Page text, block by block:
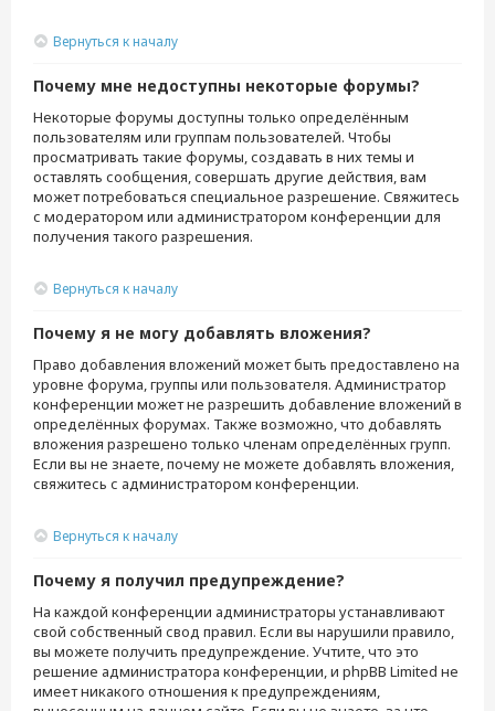
Вернуться к началу
Почему мне недоступны некоторые форумы?
Некоторые форумы доступны только определённым
пользователям или группам пользователей. Чтобы
просматривать такие форумы, создавать в них темы и
оставлять сообщения, совершать другие действия, вам
может потребоваться специальное разрешение. Свяжитесь
с модератором или администратором конференции для
получения такого разрешения.
Вернуться к началу
Почему я не могу добавлять вложения?
Право добавления вложений может быть предоставлено на
уровне форума, группы или пользователя. Администратор
конференции может не разрешить добавление вложений в
определённых форумах. Также возможно, что добавлять
вложения разрешено только членам определённых групп.
Если вы не знаете, почему не можете добавлять вложения,
свяжитесь с администратором конференции.
Вернуться к началу
Почему я получил предупреждение?
На каждой конференции администраторы устанавливают
свой собственный свод правил. Если вы нарушили правило,
вы можете получить предупреждение. Учтите, что это
решение администратора конференции, и phpBB Limited не
имеет никакого отношения к предупреждениям,